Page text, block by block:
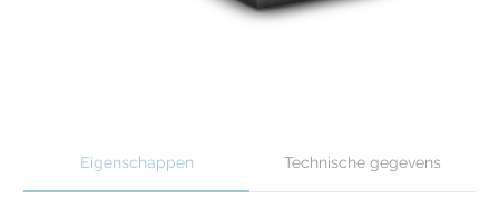
Eigenschappen Technische gegevens